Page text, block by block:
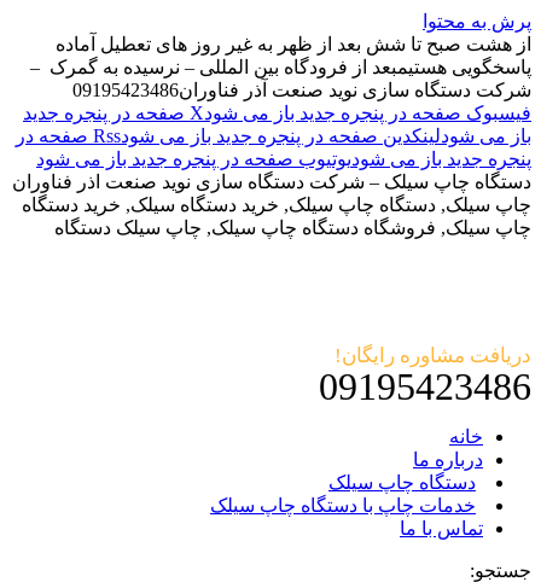
پرش به محتوا
از هشت صبح تا شش بعد از ظهر به غیر روز های تعطیل آماده
پاسخگویی هستیمبعد از فرودگاه بین المللی – نرسیده به گمرک –
شرکت دستگاه سازی نوید صنعت آذر فناوران09195423486
فیسبوک صفحه در پنجره جدید باز می شود
X صفحه در پنجره جدید
باز می شودلینکدین صفحه در پنجره جدید باز می شود
Rss صفحه در
پنجره جدید باز می شودیوتیوب صفحه در پنجره جدید باز می شود
دستگاه چاپ سیلک – شرکت دستگاه سازی نوید صنعت اذر فناوران
چاپ سیلک, دستگاه چاپ سیلک, خرید دستگاه سیلک, خرید دستگاه
چاپ سیلک, فروشگاه دستگاه چاپ سیلک, چاپ سیلک دستگاه
دریافت مشاوره رایگان!
09195423486
خانه
درباره ما
دستگاه چاپ سیلک
خدمات چاپ با دستگاه چاپ سیلک
تماس با ما
جستجو: